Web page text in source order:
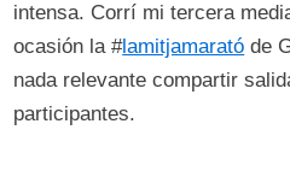
intensa. Corrí mi tercera
ocasión la #lamitjamarató de
nada relevante compartir
participantes.